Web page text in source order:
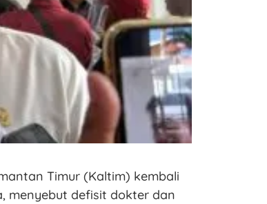
Timur (Kaltim) kembali
menyebut defisit dokter dan